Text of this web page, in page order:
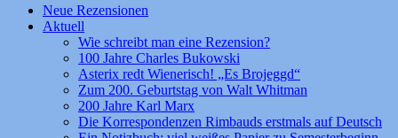
Zum
Inhalt
Neue Rezensionen
Aktuell
Wie schreibt man eine Rezension?
100 Jahre Charles Bukowski
Asterix redt Wienerisch! „Es Brojeggd“
Zum 200. Geburtstag von Walt Whitman
200 Jahre Karl Marx
Die Korrespondenzen Rimbauds erstmals auf Deutsch